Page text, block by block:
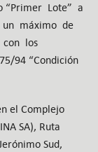
“Primer Lote” a
máximo de
con los
94 “Condición
el Complejo
SA), Ruta
Sud,